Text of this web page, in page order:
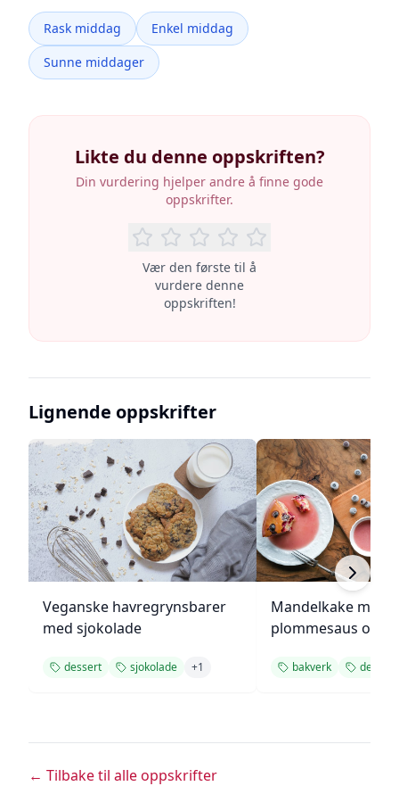
Rask middag
Enkel middag
Sunne middager
Likte du denne oppskriften?
Din vurdering hjelper andre å finne gode
oppskrifter.
Vær den første til å
vurdere denne
oppskriften!
Lignende oppskrifter
Veganske havregrynsbarer
med sjokolade
dessert sjokolade +1
Mandelkake med
plommesaus og
bakverk dessert
← Tilbake til alle oppskrifter